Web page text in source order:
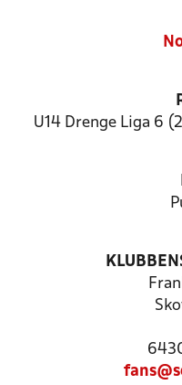
U14 Drenge Liga 6